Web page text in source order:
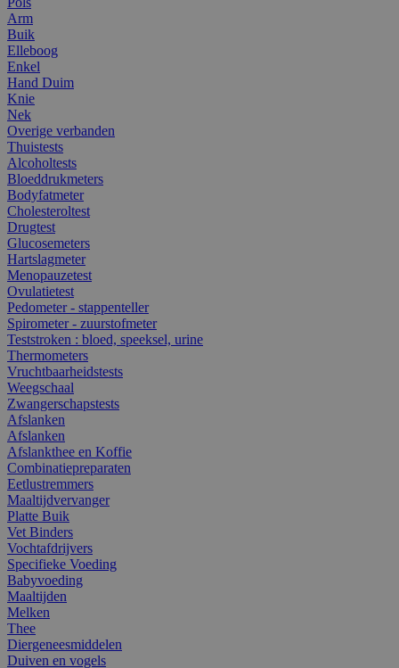
Arm
Buik
Elleboog
Enkel
Hand Duim
Knie
Nek
Overige verbanden
Thuistests
Alcoholtests
Bloeddrukmeters
Bodyfatmeter
Cholesteroltest
Drugtest
Glucosemeters
Hartslagmeter
Menopauzetest
Ovulatietest
Pedometer - stappenteller
Spirometer - zuurstofmeter
Teststroken : bloed, speeksel, urine
Thermometers
Vruchtbaarheidstests
Weegschaal
Zwangerschapstests
Afslanken
Afslanken
Afslankthee en Koffie
Combinatiepreparaten
Eetlustremmers
Maaltijdvervanger
Platte Buik
Vet Binders
Vochtafdrijvers
Specifieke Voeding
Babyvoeding
Maaltijden
Melken
Thee
Diergeneesmiddelen
Duiven en vogels